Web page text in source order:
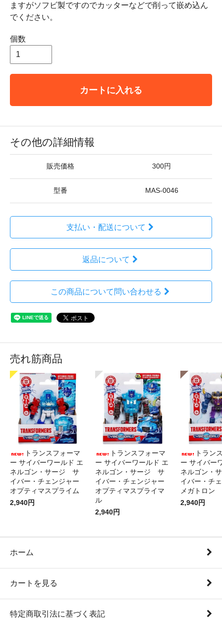
ますがソフビ製ですのでカッターなどで削って嵌め込ん
でください。
個数
カートに入れる
その他の詳細情報
販売価格 300円
型番 MAS-0046
支払い・配送について
返品について
この商品について問い合わせる
売れ筋商品
トランスフォーマ
ー サイバーワールド エ
ネルゴン・サージ サ
イバー・チェンジャー
オプティマスプライム
2,940円
トランスフォーマ
ー サイバーワールド エ
ネルゴン・サージ サ
イバー・チェンジャー
オプティマスプライマ
ル
2,940円
トラン
ー サイバー
ネルゴン・
イバー・チ
メガトロン
2,940円
ホーム
カートを見る
特定商取引法に基づく表記